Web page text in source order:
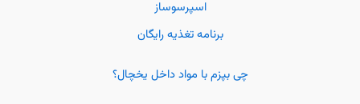
اسپرسوساز
برنامه تغذیه رایگان
چی بپزم با مواد داخل یخچال؟